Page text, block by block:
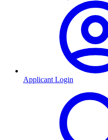
Applicant Login